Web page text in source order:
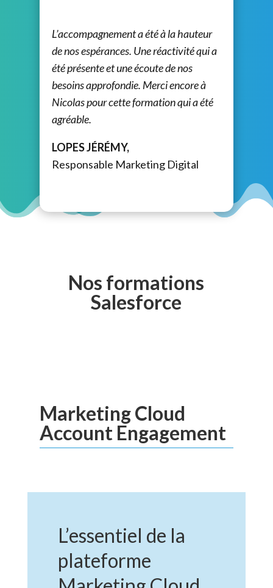
L’accompagnement a été à la hauteur
de nos espérances. Une réactivité qui a
été présente et une écoute de nos
besoins approfondie. Merci encore à
Nicolas pour cette formation qui a été
agréable.
LOPES JÉRÉMY,
Responsable Marketing Digital
Nos formations
Salesforce
Marketing Cloud
Account Engagement
L’essentiel de la
plateforme